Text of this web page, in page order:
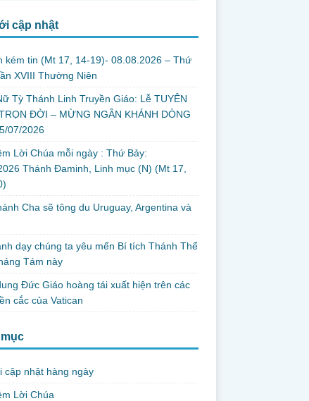
cập nhật
kém tin (Mt 17, 14-19)- 08.08.2026 – Thứ
XVIII Thường Niên
Tỳ Thánh Linh Truyền Giáo: Lễ TUYÊN
ĐỜI – MỪNG NGÂN KHÁNH DÒNG
07/2026
Lời Chúa mỗi ngày : Thứ Bảy:
Thánh Đaminh, Linh mục (N) (Mt 17,
Cha sẽ tông du Uruguay, Argentina và
dạy chúng ta yêu mến Bí tích Thánh Thể
Tám này
Đức Giáo hoàng tái xuất hiện trên các
cắc của Vatican
cập nhật hàng ngày
Lời Chúa